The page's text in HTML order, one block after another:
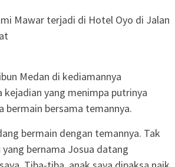
Mawar terjadi di Hotel Oyo di Jalan
Medan di kediamannya
kejadian yang menimpa putrinya
bermain bersama temannya.
bermain dengan temannya. Tak
bernama Josua datang